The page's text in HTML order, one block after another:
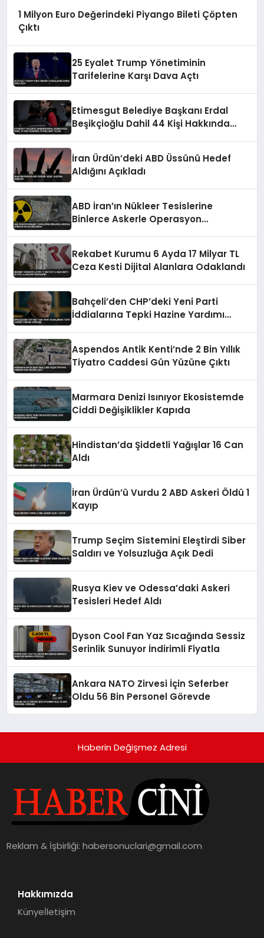
1 Milyon Euro Değerindeki Piyango Bileti Çöpten
Çıktı
25 Eyalet Trump Yönetiminin
Tarifelerine Karşı Dava Açtı
Etimesgut Belediye Başkanı Erdal
Beşikçioğlu Dahil 44 Kişi Hakkında
İran Ürdün’deki ABD Üssünü Hedef
Aldığını Açıkladı
ABD İran’ın Nükleer Tesislerine
Binlerce Askerle Operasyon
Rekabet Kurumu 6 Ayda 17 Milyar TL
Ceza Kesti Dijital Alanlara Odaklandı
Bahçeli’den CHP’deki Yeni Parti
İddialarına Tepki Hazine Yardımı
Aspendos Antik Kenti’nde 2 Bin Yıllık
Tiyatro Caddesi Gün Yüzüne Çıktı
Marmara Denizi Isınıyor Ekosistemde
Ciddi Değişiklikler Kapıda
Hindistan’da Şiddetli Yağışlar 16 Can
Aldı
İran Ürdün’ü Vurdu 2 ABD Askeri Öldü 1
Kayıp
Trump Seçim Sistemini Eleştirdi Siber
Saldırı ve Yolsuzluğa Açık Dedi
Rusya Kiev ve Odessa’daki Askeri
Tesisleri Hedef Aldı
Dyson Cool Fan Yaz Sıcağında Sessiz
Serinlik Sunuyor İndirimli Fiyatla
Ankara NATO Zirvesi İçin Seferber
Oldu 56 Bin Personel Görevde
Haberin Değişmez Adresi
Reklam & İşbirliği:habersonuclari@gmail.com
Hakkımızda
Künyeİletişim